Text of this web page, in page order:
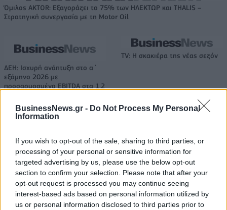
BusinessNews.gr - Do Not Process My Personal
Information
If you wish to opt-out of the sale, sharing to third parties, or
processing of your personal or sensitive information for
targeted advertising by us, please use the below opt-out
section to confirm your selection. Please note that after your
opt-out request is processed you may continue seeing
interest-based ads based on personal information utilized by
us or personal information disclosed to third parties prior to
Όμιλος AKTOR: Εξαγοράζει το 75% των ΗΛΕΚΤΩΡ και THALIS –
Στρατηγική συνεργασία με τη Motor Oil
ΔΕΗ: Ισχυρή ανάπτυξη στο α΄
εξάμηνο 2026 με
προσαρμοσμένο EBITDA στα 1,2
TV: Η σκακιέρα της νέας σεζόν
Πρόεδρος ο Γαληνός Γιαγλής
Νέο Audi A2 e-tron με στόχο
την κορυφή της
Η Chery επενδύει 75 εκατ.
δολάρια στην KG Mobility